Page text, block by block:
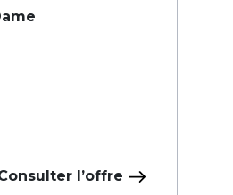
l’offre